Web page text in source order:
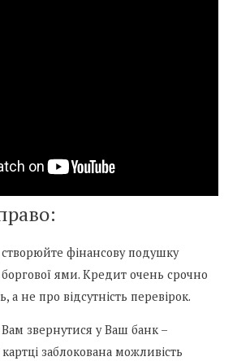
фінансову подушку
ями. Кредит очень срочно
а не про відсутність перевірок.
звернутися у Ваш банк –
заблокована можливість